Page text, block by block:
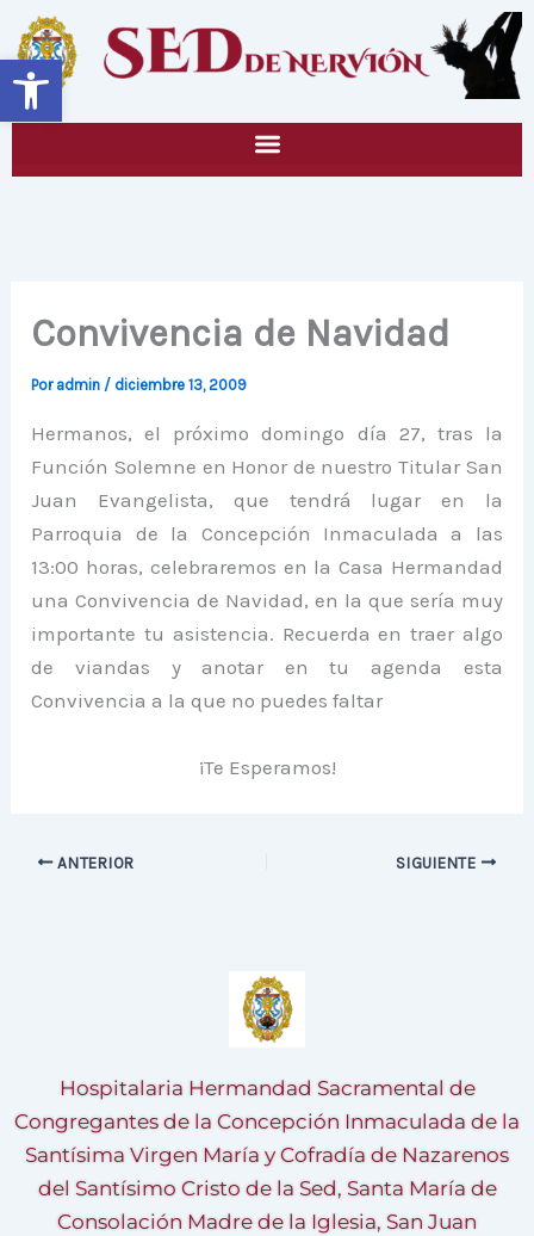
Abrir barra de herramientas
contenido
Convivencia de Navidad
Por admin / diciembre 13, 2009
Hermanos, el próximo domingo día 27, tras la
Función Solemne en Honor de nuestro Titular San
Juan Evangelista, que tendrá lugar en la
Parroquia de la Concepción Inmaculada a las
13:00 horas, celebraremos en la Casa Hermandad
una Convivencia de Navidad, en la que sería muy
importante tu asistencia. Recuerda en traer algo
de viandas y anotar en tu agenda esta
Convivencia a la que no puedes faltar
¡Te Esperamos!
ANTERIOR SIGUIENTE
Hospitalaria Hermandad Sacramental de
Congregantes de la Concepción Inmaculada de la
Santísima Virgen María y Cofradía de Nazarenos
del Santísimo Cristo de la Sed, Santa María de
Consolación Madre de la Iglesia, San Juan